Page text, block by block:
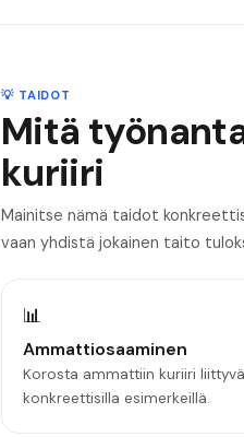
💡 TAIDOT
Mitä
kuriiri
Mainitse nämä taidot
vaan yhdistä jokainen taito
📊
Ammattiosaaminen
Korosta ammattiin kuriiri
konkreettisilla esimerkeillä.